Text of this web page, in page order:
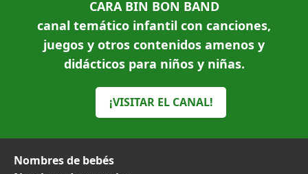
CARA BIN BON BAND
canal temático infantil con canciones,
juegos y otros contenidos amenos y
didácticos para niños y niñas.
¡VISITAR EL CANAL!
Nombres de bebés